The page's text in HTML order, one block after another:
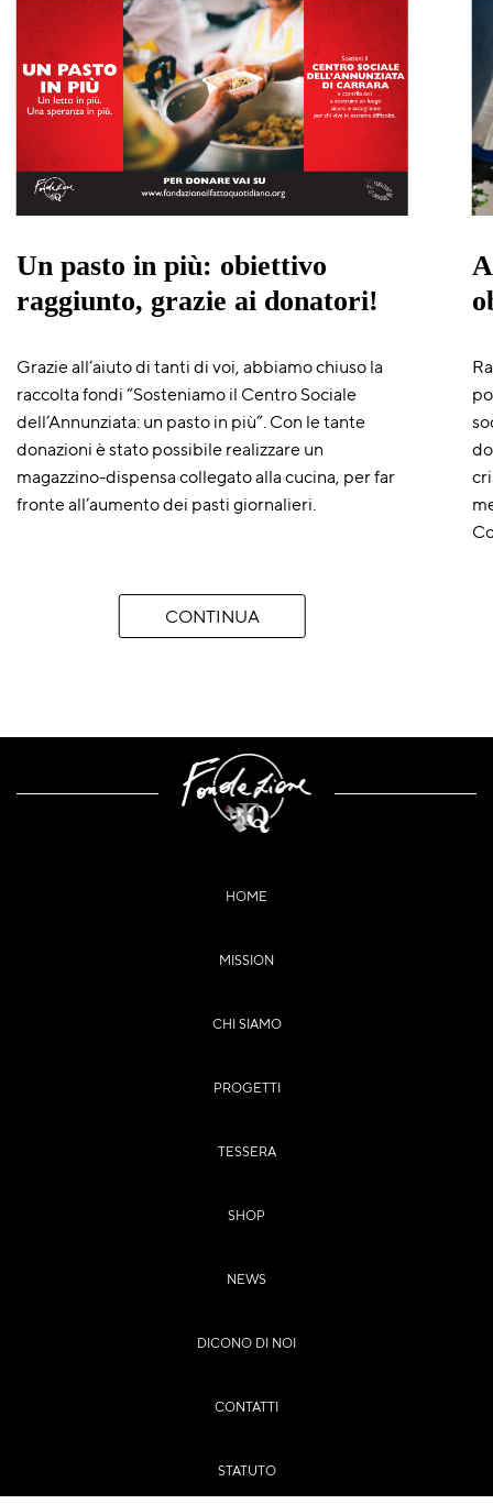
Un pasto in più: obiettivo
raggiunto, grazie ai donatori!
Grazie all’aiuto di tanti di voi, abbiamo chiuso la
raccolta fondi “Sosteniamo il Centro Sociale
dell’Annunziata: un pasto in più”. Con le tante
donazioni è stato possibile realizzare un
magazzino-dispensa collegato alla cucina, per far
fronte all’aumento dei pasti giornalieri.
CONTINUA
HOME
MISSION
CHI SIAMO
PROGETTI
TESSERA
SHOP
NEWS
DICONO DI NOI
CONTATTI
STATUTO